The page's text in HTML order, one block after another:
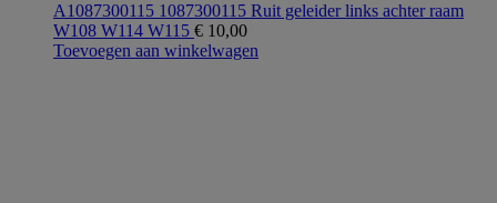
A1087300115 1087300115 Ruit geleider links achter raam
W108 W114 W115 € 10,00
Toevoegen aan winkelwagen